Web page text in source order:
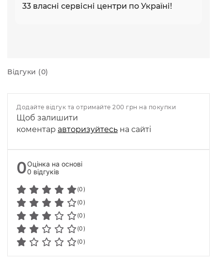
33 власні сервісні центри по Україні!
Відгуки (0)
Додайте відгук та отримайте 200 грн на покупки
Щоб залишити
коментар авторизуйтесь на сайті
0Оцінка на основі
0 відгуків
(0)
(0)
(0)
(0)
(0)